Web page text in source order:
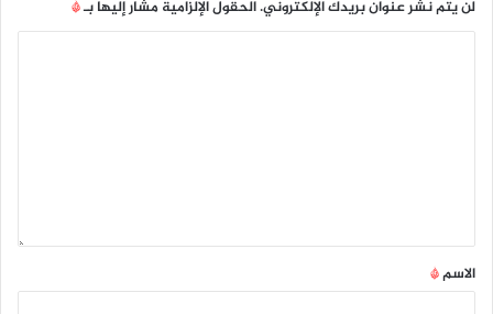
لن يتم نشر عنوان بريدك الإلكتروني.الحقول الإلزامية مشار إليها بـ*
الاسم*